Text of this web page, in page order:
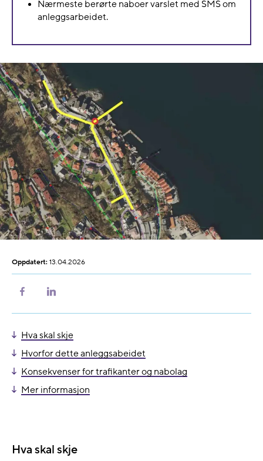
Nærmeste berørte naboer varslet med SMS om
anleggsarbeidet.
Oppdatert: 13.04.2026
Del
Facebook
Del
LinkedIn
Hva skal skje
Hvorfor dette anleggsabeidet
Konsekvenser for trafikanter og nabolag
Mer informasjon
Hva skal skje